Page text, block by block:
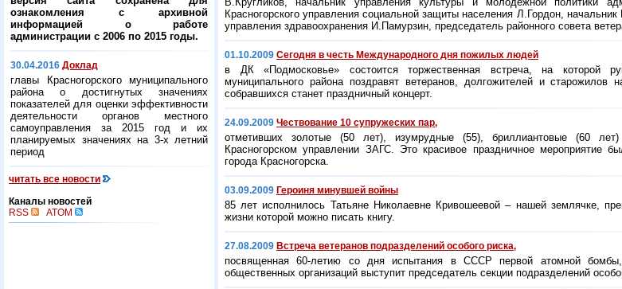
ознакомления с архивной
информацией о работе
администрации с 2006 по 2015 годы.
30.04.2016 Доклад
главы Красногорского муниципального
района о достигнутых значениях
показателей для оценки эффективности
деятельности органов местного
самоуправления за 2015 год и их
планируемых значениях на 3-х летний
период
читать все новости
Каналы новостей
RSS
ATOM
Красногорского управления социальной защиты населения Л.Гордон,
управления здравоохранения И.Памурзин, председатель районного совета
01.10.2009 Сегодня в честь Международного дня пожилых людей
в ДК «Подмосковье» состоится торжественная встреча, на которой
муниципального района поздравят ветеранов, долгожителей и
собравшихся станет праздничный концерт.
24.09.2009 Чествование 10 супружеских пар,
отметивших золотые (50 лет), изумрудные (55), бриллиантовые (60
Красногорском управлении ЗАГС. Это красивое праздничное мероприятие
города Красногорска.
03.09.2009 Героиня минувшей войны
85 лет исполнилось Татьяне Николаевне Кривошеевой – нашей землячке,
жизни которой можно писать книгу.
27.08.2009 Встреча ветеранов подразделений особого риска,
посвященная 60-летию со дня испытания в СССР первой атомной
общественных организаций выступит председатель секции подразделений